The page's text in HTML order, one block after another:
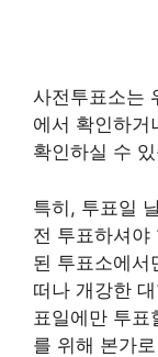
사전투표소는
에서 확인하거
확인하실 수
특히, 투표일
전 투표하셔
된 투표소에서
떠나 개강한
표일에만 투표
를 위해 본가